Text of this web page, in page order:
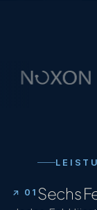
↗ 01 Sechs